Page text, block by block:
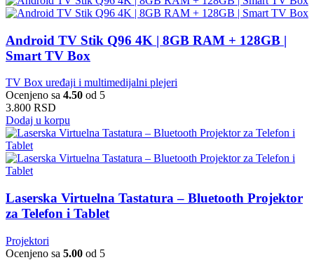
Android TV Stik Q96 4K | 8GB RAM + 128GB |
Smart TV Box
TV Box uređaji i multimedijalni plejeri
Ocenjeno sa 4.50 od 5
3.800 RSD
Dodaj u korpu
Laserska Virtuelna Tastatura – Bluetooth Projektor
za Telefon i Tablet
Projektori
Ocenjeno sa 5.00 od 5